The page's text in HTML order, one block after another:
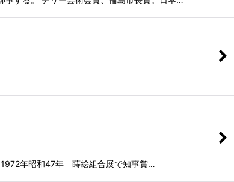
年昭和47年 蒔絵組合展で知事賞…